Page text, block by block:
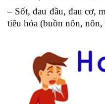
– Sốt, đau đầu, đau cơ,
tiêu hóa (buồn nôn,